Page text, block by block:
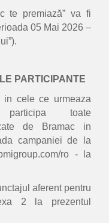
te premiază” va fi
05 Mai 2026 –
PARTICIPANTE
in cele ce urmeaza
participa toate
de Bramac in
campaniei de la
ro - la
aferent pentru
2 la prezentul